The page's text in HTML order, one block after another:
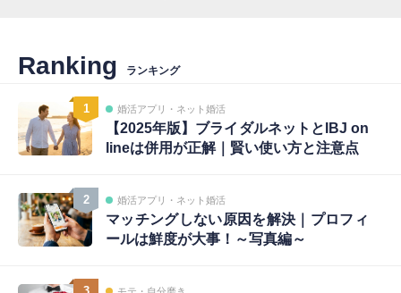
Ranking ランキング
1 婚活アプリ・ネット婚活
【2025年版】ブライダルネットとIBJ on
lineは併用が正解｜賢い使い方と注意点
2 婚活アプリ・ネット婚活
マッチングしない原因を解決｜プロフィ
ールは鮮度が大事！～写真編～